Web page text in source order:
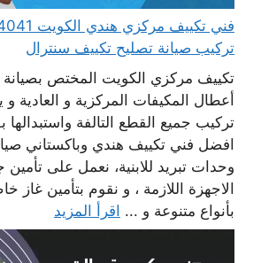
تركيب صيانة تصليح تكييف سنترال
تكييف مركزي الكويت المختص
أعطال المكيفات المركزية و العادية
تركيب جميع القطع التالفة
افضل فني تكييف هندي وباكستاني
وحدات تبريد للابنية، نعمل على
الاجهزة اللازمة ، و نقوم بتأمين غاز
بأنواع متنوعة و ... اقرأ المزيد